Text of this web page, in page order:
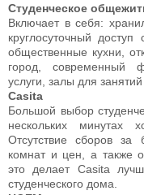
Студенческое
Включает в себя:
круглосуточный
общественные кухни,
город, современный
услуги, залы для
Casita
Большой выбор
нескольких минутах
Отсутствие сборов за
комнат и цен, а также
это делает Casita
студенческого дома.